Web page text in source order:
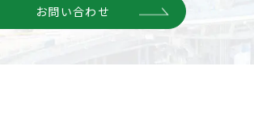
お問い合わせ